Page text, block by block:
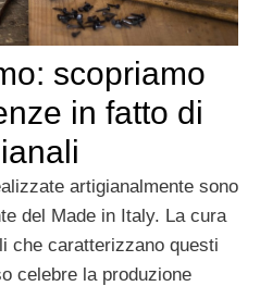
scopriamo
in fatto di
artigianalmente sono
del Made in Italy. La cura
che caratterizzano questi
celebre la produzione